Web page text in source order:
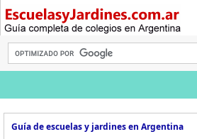
Guía de escuelas y jardines en Argentina